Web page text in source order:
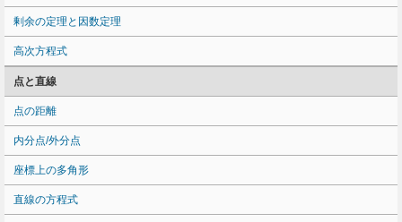
剰余の定理と因数定理
高次方程式
点と直線
点の距離
内分点/外分点
座標上の多角形
直線の方程式